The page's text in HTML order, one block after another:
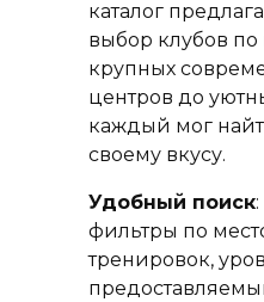
каталог
выбор клубов по
крупных
центров до
каждый мог
своему вкусу.
Удобный поиск
фильтры по
тренировок,